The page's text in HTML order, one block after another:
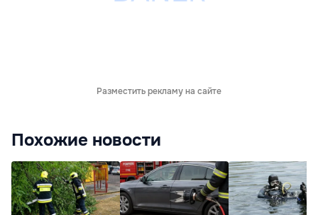
Разместить рекламу на сайте
Похожие новости